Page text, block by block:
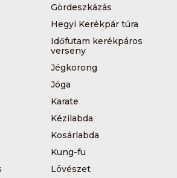
Gördeszkázás
Hegyi Kerékpár túra
Időfutam kerékpáros
verseny
Jégkorong
Jóga
Karate
Kézilabda
Kosárlabda
Kung-fu
Lövészet